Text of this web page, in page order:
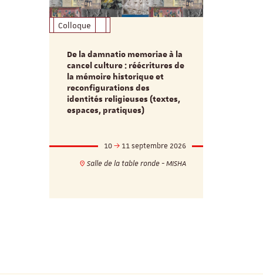
Colloque
De la damnatio memoriae à la
cancel culture : réécritures de
la mémoire historique et
reconfigurations des
identités religieuses (textes,
espaces, pratiques)
10
11 septembre 2026
Salle de la table ronde - MISHA